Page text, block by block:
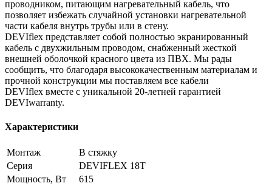
проводником, питающим нагревательный кабель, что
позволяет избежать случайной установки нагревательной
части кабеля внутрь трубы или в стену.
DEVIflex представляет собой полностью экранированный
кабель с двухжильным проводом, снабженный жесткой
внешней оболочкой красного цвета из ПВХ. Мы рады
сообщить, что благодаря высококачественным материалам и
прочной конструкции мы поставляем все кабели
DEVIflex вместе с уникальной 20-летней гарантией
DEVIwarranty.
Характеристики
Монтаж
В стяжку
Серия
DEVIFLEX 18T
Мощность, Вт
615